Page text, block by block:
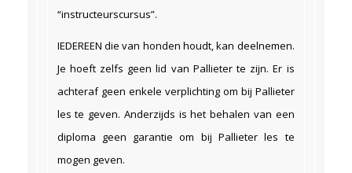
“instructeurscursus”.
IEDEREEN die van honden houdt, kan deelnemen.
Je hoeft zelfs geen lid van Pallieter te zijn. Er is
achteraf geen enkele verplichting om bij Pallieter
les te geven. Anderzijds is het behalen van een
diploma geen garantie om bij Pallieter les te
mogen geven.